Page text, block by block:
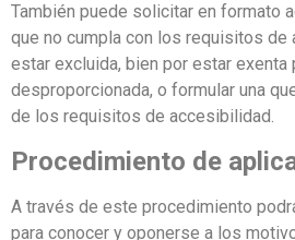
También puede solicitar en formato
que no cumpla con los requisitos
estar excluida, bien por estar exenta
desproporcionada, o formular una
de los requisitos de accesibilidad.
Procedimiento de
A través de este procedimiento
para conocer y oponerse a los